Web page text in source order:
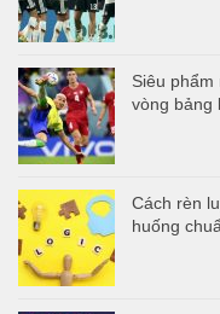
Siêu
vòng bảng
Cách rèn
huống